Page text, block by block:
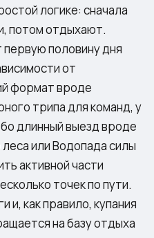
логике: сначала
потом отдыхают.
половину дня
от
формат вроде
трипа для команд, у
длинный выезд вроде
или Водопада силы
активной части
точек по пути.
и, как правило, купания
на базу отдыха